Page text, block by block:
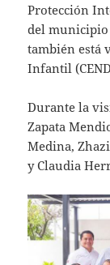
Protección
del municipio
también está
Infantil
Durante la
Zapata
Medina,
y Claudia